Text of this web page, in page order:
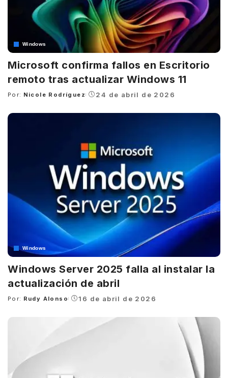
Windows
Microsoft confirma fallos en Escritorio
remoto tras actualizar Windows 11
Posted
Por: Nicole Rodríguez 24 de abril de 2026
Windows
Windows Server 2025 falla al instalar la
actualización de abril
Posted
Por: Rudy Alonso 16 de abril de 2026